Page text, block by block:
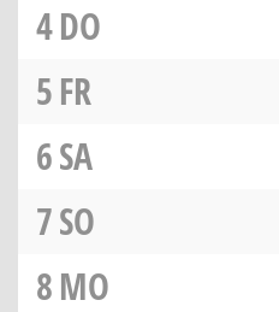
4DO
5FR
6SA
7SO
8MO